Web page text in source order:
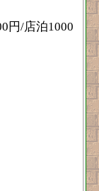
円/店泊1000